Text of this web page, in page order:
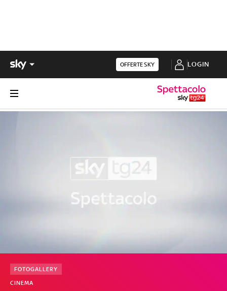
OFFERTE SKY LOGIN
CINEMA
FOTOGALLERY